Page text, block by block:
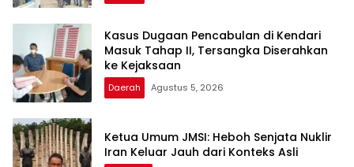
Kasus Dugaan Pencabulan di Kendari
Masuk Tahap II, Tersangka Diserahkan
ke Kejaksaan
Daerah Agustus 5, 2026
Ketua Umum JMSI: Heboh Senjata Nuklir
Iran Keluar Jauh dari Konteks Asli